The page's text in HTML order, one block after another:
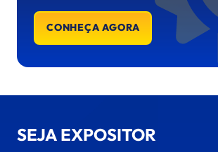
CONHEÇA AGORA
SEJA EXPOSITOR